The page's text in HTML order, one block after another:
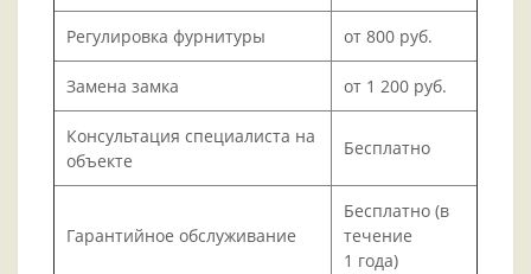
Регулировка фурнитуры от 800 руб.
Замена замка от 1 200 руб.
Консультация специалиста на
объекте
Бесплатно
Гарантийное обслуживание
Бесплатно (в
течение
1 года)